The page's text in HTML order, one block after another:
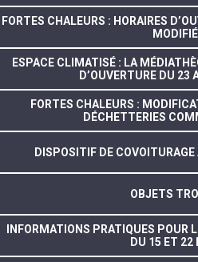
FORTES CHALEURS : HORAIRES
ESPACE CLIMATISÉ : LA
D’OUVERTURE DU 23
FORTES CHALEURS :
DÉCHETTERIES
DISPOSITIF DE
OBJETS
INFORMATIONS PRATIQUES POUR
DU 15 ET 22